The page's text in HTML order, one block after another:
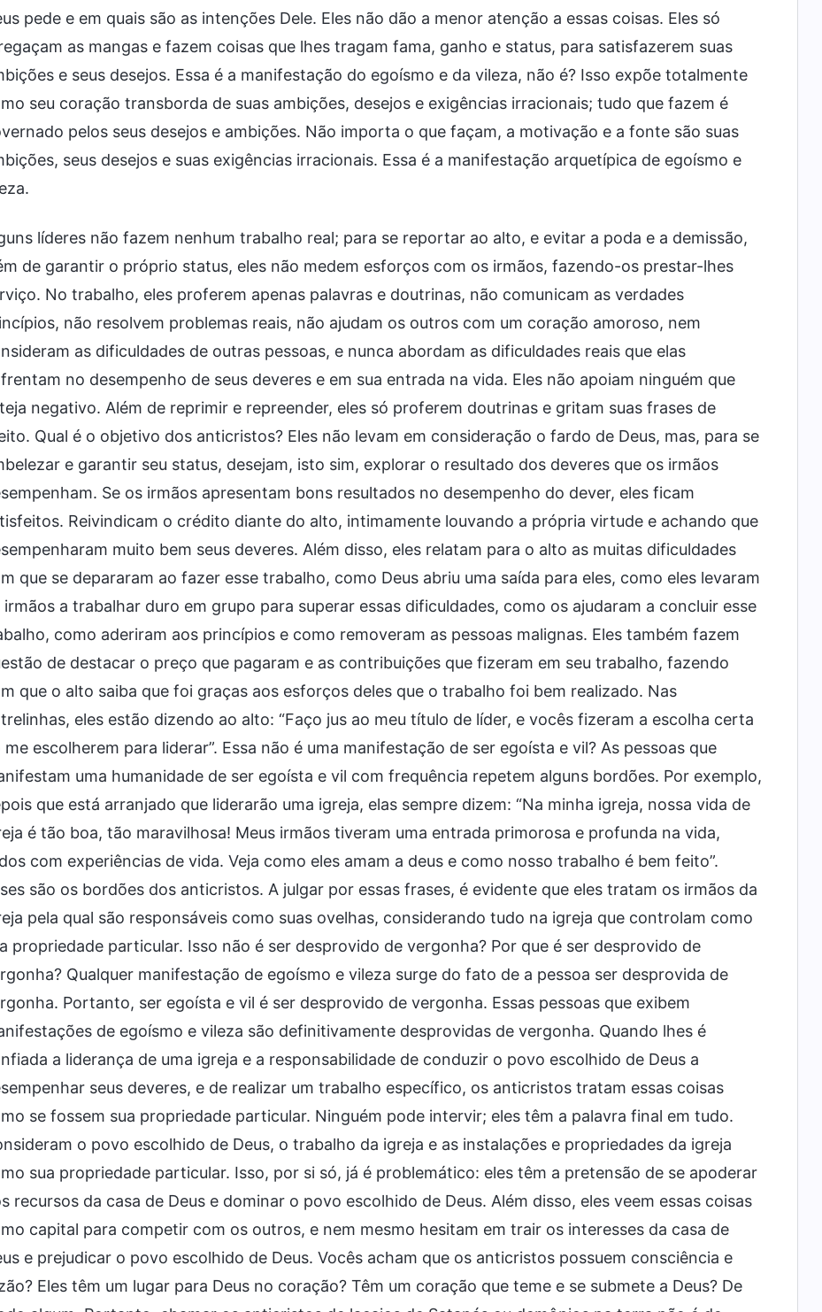
pede e em quais são as intenções Dele. Eles não dão a menor atenção a essas coisas. Eles só
as mangas e fazem coisas que lhes tragam fama, ganho e status, para satisfazerem suas
e seus desejos. Essa é a manifestação do egoísmo e da vileza, não é? Isso expõe totalmente
seu coração transborda de suas ambições, desejos e exigências irracionais; tudo que fazem é
pelos seus desejos e ambições. Não importa o que façam, a motivação e a fonte são suas
seus desejos e suas exigências irracionais. Essa é a manifestação arquetípica de egoísmo e
líderes não fazem nenhum trabalho real; para se reportar ao alto, e evitar a poda e a demissão,
de garantir o próprio status, eles não medem esforços com os irmãos, fazendo-os prestar-lhes
No trabalho, eles proferem apenas palavras e doutrinas, não comunicam as verdades
não resolvem problemas reais, não ajudam os outros com um coração amoroso, nem
as dificuldades de outras pessoas, e nunca abordam as dificuldades reais que elas
no desempenho de seus deveres e em sua entrada na vida. Eles não apoiam ninguém que
negativo. Além de reprimir e repreender, eles só proferem doutrinas e gritam suas frases de
Qual é o objetivo dos anticristos? Eles não levam em consideração o fardo de Deus, mas, para se
e garantir seu status, desejam, isto sim, explorar o resultado dos deveres que os irmãos
Se os irmãos apresentam bons resultados no desempenho do dever, eles ficam
Reivindicam o crédito diante do alto, intimamente louvando a própria virtude e achando que
muito bem seus deveres. Além disso, eles relatam para o alto as muitas dificuldades
que se depararam ao fazer esse trabalho, como Deus abriu uma saída para eles, como eles levaram
irmãos a trabalhar duro em grupo para superar essas dificuldades, como os ajudaram a concluir esse
como aderiram aos princípios e como removeram as pessoas malignas. Eles também fazem
de destacar o preço que pagaram e as contribuições que fizeram em seu trabalho, fazendo
que o alto saiba que foi graças aos esforços deles que o trabalho foi bem realizado. Nas
eles estão dizendo ao alto: “Faço jus ao meu título de líder, e vocês fizeram a escolha certa
me escolherem para liderar”. Essa não é uma manifestação de ser egoísta e vil? As pessoas que
uma humanidade de ser egoísta e vil com frequência repetem alguns bordões. Por exemplo,
que está arranjado que liderarão uma igreja, elas sempre dizem: “Na minha igreja, nossa vida de
é tão boa, tão maravilhosa! Meus irmãos tiveram uma entrada primorosa e profunda na vida,
com experiências de vida. Veja como eles amam a deus e como nosso trabalho é bem feito”.
são os bordões dos anticristos. A julgar por essas frases, é evidente que eles tratam os irmãos da
pela qual são responsáveis como suas ovelhas, considerando tudo na igreja que controlam como
propriedade particular. Isso não é ser desprovido de vergonha? Por que é ser desprovido de
Qualquer manifestação de egoísmo e vileza surge do fato de a pessoa ser desprovida de
Portanto, ser egoísta e vil é ser desprovido de vergonha. Essas pessoas que exibem
de egoísmo e vileza são definitivamente desprovidas de vergonha. Quando lhes é
a liderança de uma igreja e a responsabilidade de conduzir o povo escolhido de Deus a
seus deveres, e de realizar um trabalho específico, os anticristos tratam essas coisas
se fossem sua propriedade particular. Ninguém pode intervir; eles têm a palavra final em tudo.
o povo escolhido de Deus, o trabalho da igreja e as instalações e propriedades da igreja
sua propriedade particular. Isso, por si só, já é problemático: eles têm a pretensão de se apoderar
recursos da casa de Deus e dominar o povo escolhido de Deus. Além disso, eles veem essas coisas
capital para competir com os outros, e nem mesmo hesitam em trair os interesses da casa de
e prejudicar o povo escolhido de Deus. Vocês acham que os anticristos possuem consciência e
Eles têm um lugar para Deus no coração? Têm um coração que teme e se submete a Deus? De